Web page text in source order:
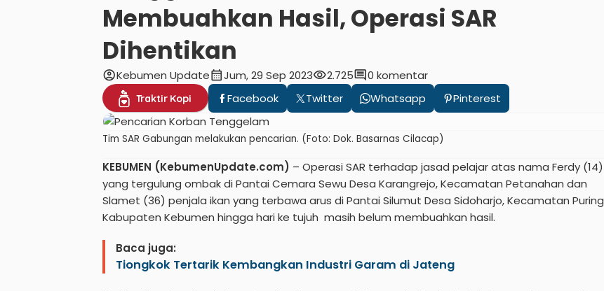
Membuahkan Hasil, Operasi SAR
Dihentikan
account_circleKebumen Updatecalendar_monthJum, 29 Sep 2023visibility2.725comment0 komentar
Traktir Kopi Facebook Twitter Whatsapp Pinterest
Tim SAR Gabungan melakukan pencarian. (Foto: Dok. Basarnas Cilacap)
KEBUMEN (KebumenUpdate.com) – Operasi SAR terhadap jasad pelajar atas nama Ferdy (14)
yang tergulung ombak di Pantai Cemara Sewu Desa Karangrejo, Kecamatan Petanahan dan
Slamet (36) penjala ikan yang terbawa arus di Pantai Silumut Desa Sidoharjo, Kecamatan Puring
Kabupaten Kebumen hingga hari ke tujuh masih belum membuahkan hasil.
Baca juga:
Tiongkok Tertarik Kembangkan Industri Garam di Jateng